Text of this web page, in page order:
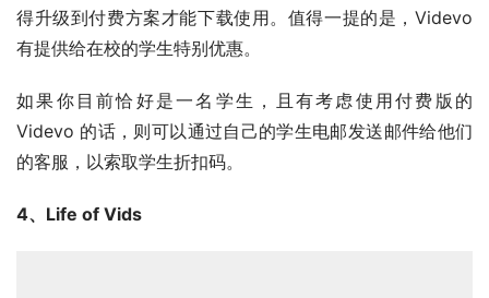
得升级到付费方案才能下载使用。值得一提的是，Videvo
有提供给在校的学生特别优惠。
如果你目前恰好是一名学生，且有考虑使用付费版的
Videvo 的话，则可以通过自己的学生电邮发送邮件给他们
的客服，以索取学生折扣码。
4、Life of Vids